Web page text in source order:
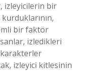
izleyicilerin bir
bir faktör
izledikleri
izleyici kitlesinin